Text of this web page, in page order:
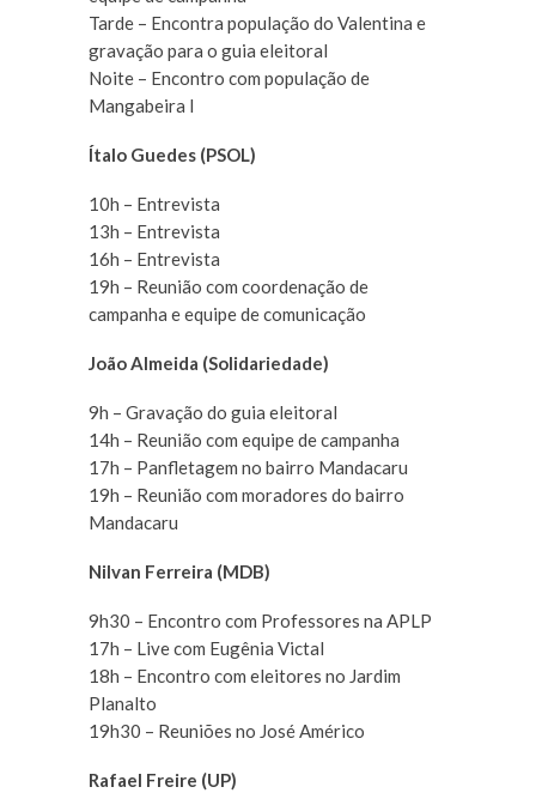
Tarde – Encontra população do Valentina e
gravação para o guia eleitoral
Noite – Encontro com população de
Mangabeira I
Ítalo Guedes (PSOL)
10h – Entrevista
13h – Entrevista
16h – Entrevista
19h – Reunião com coordenação de
campanha e equipe de comunicação
João Almeida (Solidariedade)
9h – Gravação do guia eleitoral
14h – Reunião com equipe de campanha
17h – Panfletagem no bairro Mandacaru
19h – Reunião com moradores do bairro
Mandacaru
Nilvan Ferreira (MDB)
9h30 – Encontro com Professores na APLP
17h – Live com Eugênia Victal
18h – Encontro com eleitores no Jardim
Planalto
19h30 – Reuniões no José Américo
Rafael Freire (UP)